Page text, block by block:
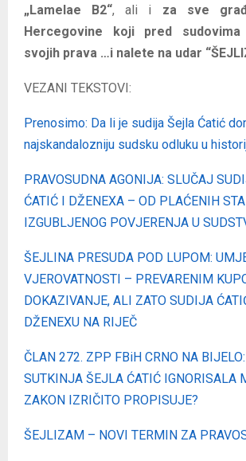
„Lamelae B2“, ali i za sve
Hercegovine koji pred
svojih prava …i nalete na udar
VEZANI TEKSTOVI:
Prenosimo: Da li je sudija Šejla Ćatić
najskandalozniju sudsku odluku u
PRAVOSUDNA AGONIJA: SLUČAJ
ĆATIĆ I DŽENEXA – OD PLAĆENIH
IZGUBLJENOG POVJERENJA U
ŠEJLINA PRESUDA POD LUPOM:
VJEROVATNOSTI – PREVARENIM
DOKAZIVANJE, ALI ZATO SUDIJA
DŽENEXU NA RIJEČ
ČLAN 272. ZPP FBiH CRNO NA
SUTKINJA ŠEJLA ĆATIĆ IGNORISALA
ZAKON IZRIČITO PROPISUJE?
ŠEJLIZAM – NOVI TERMIN ZA